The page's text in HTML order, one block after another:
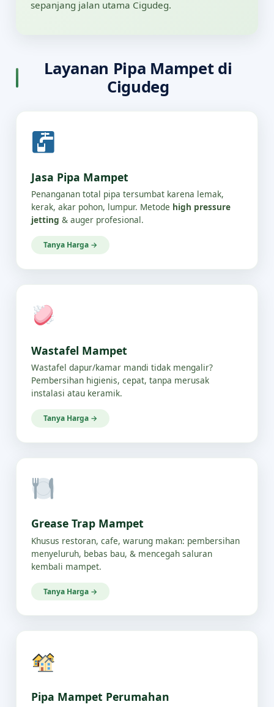
sepanjang jalan utama Cigudeg.
Layanan Pipa Mampet di
Cigudeg
Jasa Pipa Mampet
Penanganan total pipa tersumbat karena lemak,
kerak, akar pohon, lumpur. Metode high pressure
jetting & auger profesional.
Tanya Harga →
Wastafel Mampet
Wastafel dapur/kamar mandi tidak mengalir?
Pembersihan higienis, cepat, tanpa merusak
instalasi atau keramik.
Tanya Harga →
Grease Trap Mampet
Khusus restoran, cafe, warung makan: pembersihan
menyeluruh, bebas bau, & mencegah saluran
kembali mampet.
Tanya Harga →
Pipa Mampet Perumahan